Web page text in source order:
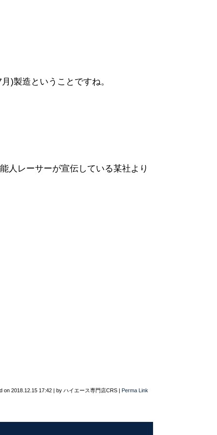
)製造ということですね。
人レーサーが宣伝している某社より
on 2018.12.15 17:42 by ハイエース専門店CRS Perma Link